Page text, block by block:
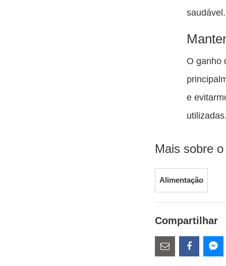
saudável.
O ganho
e
utilizadas.
Mais sobre
Alimentação
Compartilhar
Estes
links